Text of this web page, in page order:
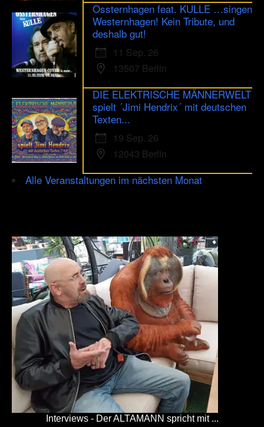
Ossternhagen feat. KULLE …singen
Westernhagen! Kein Tribute, und
deshalb gut!
11 Sep. 26
13507 Berlin
DIE ELEKTRISCHE MÄNNERWELT
spielt ´Jimi Hendrix´ mit deutschen
Texten...
19 Sep. 26
12043 Berlin
Alle Veranstaltungen im nächsten Monat
Interviews - Der ALTAMANN spricht mit ...